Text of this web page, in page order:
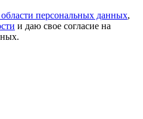
персональных данных,
и даю свое согласие на